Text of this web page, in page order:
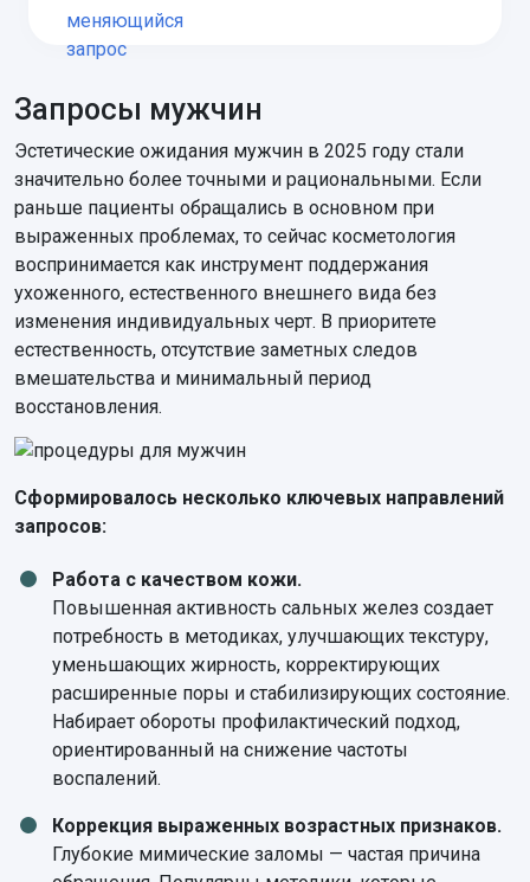
Запросы мужчин
Эстетические ожидания мужчин в 2025 году стали
значительно более точными и рациональными. Если
раньше пациенты обращались в основном при
выраженных проблемах, то сейчас косметология
воспринимается как инструмент поддержания
ухоженного, естественного внешнего вида без
изменения индивидуальных черт. В приоритете
естественность, отсутствие заметных следов
вмешательства и минимальный период
восстановления.
Сформировалось несколько ключевых направлений
запросов:
Работа с качеством кожи.
Повышенная активность сальных желез создает
потребность в методиках, улучшающих текстуру,
уменьшающих жирность, корректирующих
расширенные поры и стабилизирующих состояние.
Набирает обороты профилактический подход,
ориентированный на снижение частоты
воспалений.
Коррекция выраженных возрастных признаков.
Глубокие мимические заломы — частая причина